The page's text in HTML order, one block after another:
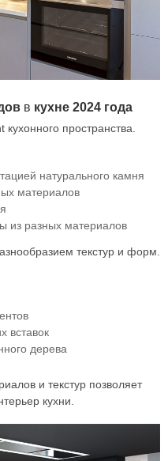
в кухне 2024 года
пространства.
натурального камня
материалов
из разных материалов
текстур и форм.
вставок
дерева
и текстур позволяет
кухни.